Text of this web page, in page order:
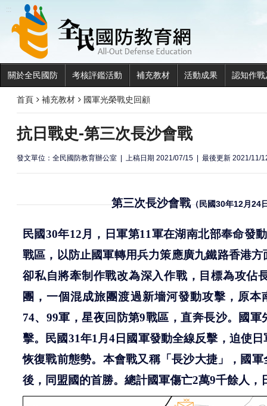
:::
關於全民國防 考核評鑑活動 補充教材 活動成果 認知作
首頁 補充教材 國軍光榮戰史回顧
抗日戰史-第三次長沙會戰
發文單位：全民國防教育辦公室 上稿日期 2021/07/15 最後更新 2021/11/
第三次長沙會戰（民國30年12月24
民國30年12月，日軍第11軍在湖南北部奉命發
戰區，以防止國軍轉用兵力策應廣九鐵路香港方
卻私自將牽制作戰改為深入作戰，目標為攻佔
團，一個混成旅團渡過新墻河發動攻擊，原
74、 99軍，星夜回防第9戰區，直奔長沙。國軍
擊。民國31年1 月4 日國軍發動全線反擊，迫使
恢復戰前態勢。本會戰又稱「長沙大捷」，國
後，同盟國的首勝。總計國軍傷亡2萬9千餘人，